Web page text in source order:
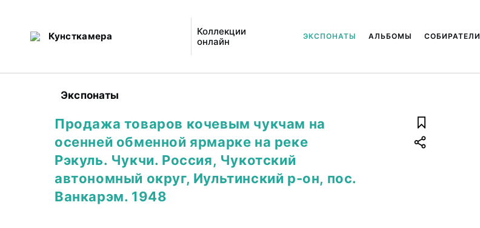
Кунсткамера
Коллекции
онлайн
ЭКСПОНАТЫ АЛЬБОМЫ СОБИРАТЕЛИ
Экспонаты
Продажа товаров кочевым чукчам на
осенней обменной ярмарке на реке
Рэкуль. Чукчи. Россия, Чукотский
автономный округ, Иультинский р-он, пос.
Ванкарэм. 1948